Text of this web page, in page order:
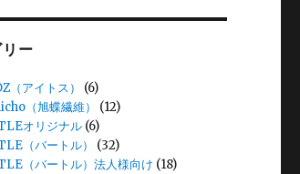
ー
（アイトス）
(6)
（旭蝶繊維）
(12)
オリジナル (6)
（バートル）
(32)
（バートル）法人様向け (18)